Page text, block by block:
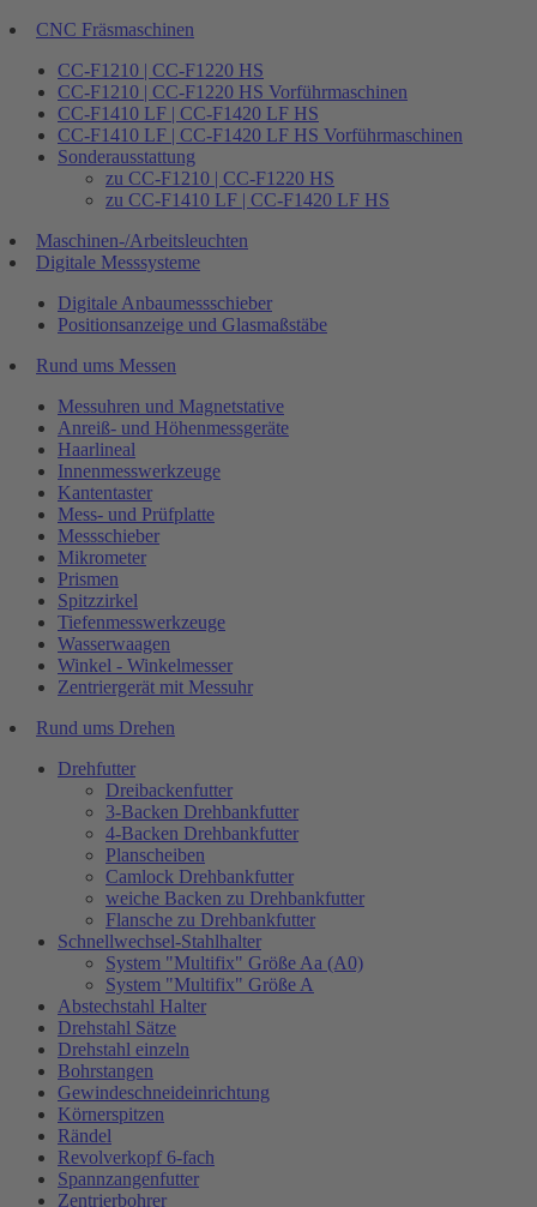
CNC Fräsmaschinen
CC-F1210 | CC-F1220 HS
CC-F1210 | CC-F1220 HS Vorführmaschinen
CC-F1410 LF | CC-F1420 LF HS
CC-F1410 LF | CC-F1420 LF HS Vorführmaschinen
Sonderausstattung
zu CC-F1210 | CC-F1220 HS
zu CC-F1410 LF | CC-F1420 LF HS
Maschinen-/Arbeitsleuchten
Digitale Messsysteme
Digitale Anbaumessschieber
Positionsanzeige und Glasmaßstäbe
Rund ums Messen
Messuhren und Magnetstative
Anreiß- und Höhenmessgeräte
Haarlineal
Innenmesswerkzeuge
Kantentaster
Mess- und Prüfplatte
Messschieber
Mikrometer
Prismen
Spitzzirkel
Tiefenmesswerkzeuge
Wasserwaagen
Winkel - Winkelmesser
Zentriergerät mit Messuhr
Rund ums Drehen
Drehfutter
Dreibackenfutter
3-Backen Drehbankfutter
4-Backen Drehbankfutter
Planscheiben
Camlock Drehbankfutter
weiche Backen zu Drehbankfutter
Flansche zu Drehbankfutter
Schnellwechsel-Stahlhalter
System "Multifix" Größe Aa (A0)
System "Multifix" Größe A
Abstechstahl Halter
Drehstahl Sätze
Drehstahl einzeln
Bohrstangen
Gewindeschneideinrichtung
Körnerspitzen
Rändel
Revolverkopf 6-fach
Spannzangenfutter
Zentrierbohrer